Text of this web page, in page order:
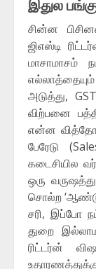
சின்ன
ஜிஎஸ்டி
மாசாமாசம்
அடுத்து,
விற்பனை
என்ன
பேரேடு
கடைசியில
ஒரு
சொல்ற
சரி, இப்போ
துறை
ரிட்டர்ன்